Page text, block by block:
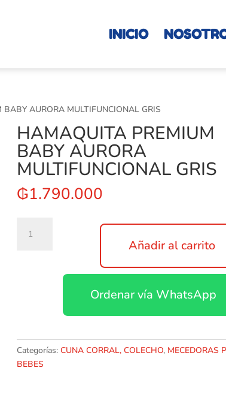
INICIO
AURORA MULTIFUNCIONAL GRIS
HAMAQUITA PREMIUM
BABY AURORA
MULTIFUNCIONAL GRIS
₲1.790.000
PREMIUM
MULTIFUNCIONAL
Añadir al carrito
Ordenar vía WhatsApp
Categorías:CUNA CORRAL, COLECHO, MECEDORAS
BEBES